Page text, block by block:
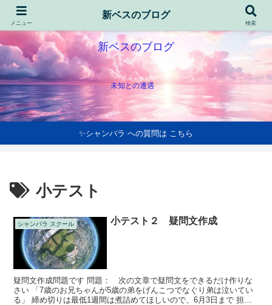
新ベスのブログ
未知との遭遇
✨シャンバラ への質問は こちら
小テスト
シャンバラ スクール 小テスト２ 疑問文作成
疑問文作成問題です 問題： 次の文章で疑問文をできるだけ作りな
さい 「7歳のお兄ちゃんが5歳の弟をげんこつでなぐり弟は泣いてい
る」 締め切りは最低1週間は煮詰めてほしいので、6月3日まで 担当
メニュー
新ベスのブログ
検索